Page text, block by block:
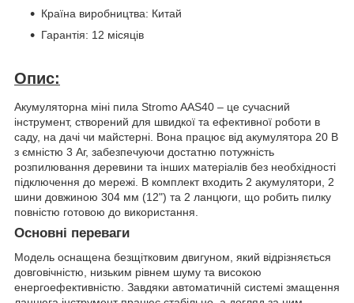
Країна виробництва: Китай
Гарантія: 12 місяців
Опис:
Акумуляторна міні пила Stromo AAS40 – це сучасний
інструмент, створений для швидкої та ефективної роботи в
саду, на дачі чи майстерні. Вона працює від акумулятора 20 В
з ємністю 3 Аг, забезпечуючи достатню потужність
розпилювання деревини та інших матеріалів без необхідності
підключення до мережі. В комплект входить 2 акумулятори, 2
шини довжиною 304 мм (12") та 2 ланцюги, що робить пилку
повністю готовою до використання.
Основні переваги
Модель оснащена безщітковим двигуном, який відрізняється
довговічністю, низьким рівнем шуму та високою
енергоефективністю. Завдяки автоматичній системі змащення